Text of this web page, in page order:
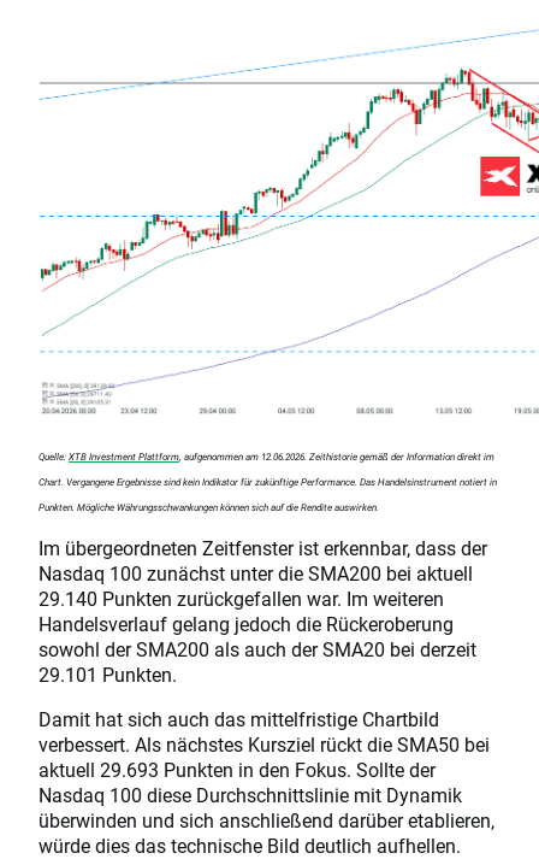
Quelle: XTB Investment Plattform , aufgenommen am 12.06.2026. Zeithistorie gemäß der Information direkt im
Chart. Vergangene Ergebnisse sind kein Indikator für zukünftige Performance. Das Handelsinstrument notiert in
Punkten. Mögliche Währungsschwankungen können sich auf die Rendite auswirken.
Im übergeordneten Zeitfenster ist erkennbar, dass der
Nasdaq 100 zunächst unter die SMA200 bei aktuell
29.140 Punkten zurückgefallen war. Im weiteren
Handelsverlauf gelang jedoch die Rückeroberung
sowohl der SMA200 als auch der SMA20 bei derzeit
29.101 Punkten.
Damit hat sich auch das mittelfristige Chartbild
verbessert. Als nächstes Kursziel rückt die SMA50 bei
aktuell 29.693 Punkten in den Fokus. Sollte der
Nasdaq 100 diese Durchschnittslinie mit Dynamik
überwinden und sich anschließend darüber etablieren,
würde dies das technische Bild deutlich aufhellen.